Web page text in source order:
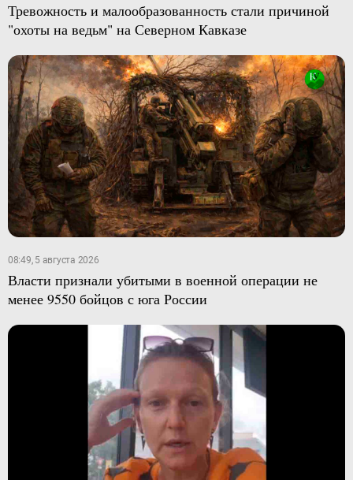
Тревожность и малообразованность стали причиной
"охоты на ведьм" на Северном Кавказе
08:49, 5 августа 2026
Власти признали убитыми в военной операции не
менее 9550 бойцов с юга России